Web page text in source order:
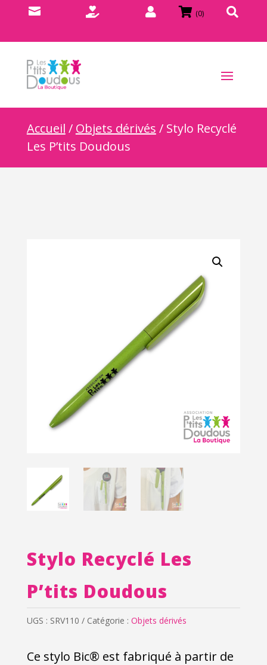
    (0) 
Accueil / Objets dérivés / Stylo Recyclé
Les P’tits Doudous
Stylo Recyclé Les
P’tits Doudous
UGS : SRV110 Catégorie : Objets dérivés
Ce stylo Bic® est fabriqué à partir de